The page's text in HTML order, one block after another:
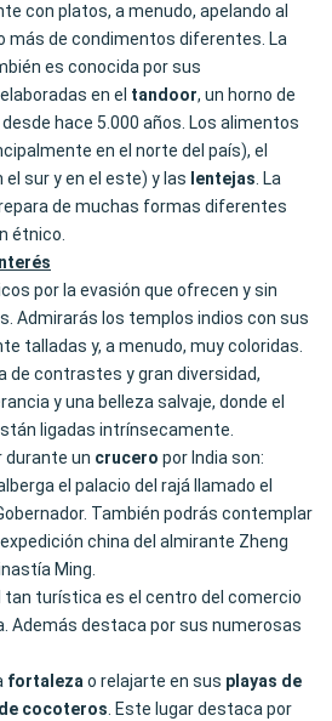
con platos, a menudo, apelando al
más de condimentos diferentes.​ La
es conocida por sus
elaboradas en el tandoor, un horno de
hace 5.000 años. Los alimentos
en el norte del país), el
sur y en el este) y las lentejas. La
de muchas formas diferentes
étnico.
por la evasión que ofrecen y sin
Admirarás los templos indios con sus
talladas y, a menudo, muy coloridas.
de contrastes y gran diversidad,
y una belleza salvaje, donde el
ligadas intrínsecamente.
durante un crucero por India son:
el palacio del rajá llamado el
También podrás contemplar
china del almirante Zheng
Ming.
tan turística es el centro del comercio
Además destaca por sus numerosas
fortalezao relajarte en sus playas de
cocoteros. Este lugar destaca por